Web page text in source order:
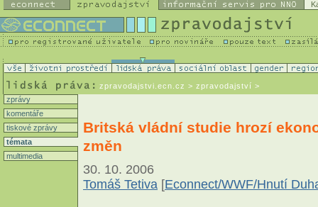
zpravodajstvi.ecn.cz > zpravodajství >
zprávy
komentáře
tiskové zprávy
témata
multimedia
Britská vládní studie hrozí
změn
30. 10. 2006
Tomáš Tetiva [Econnect/WWF/Hnutí